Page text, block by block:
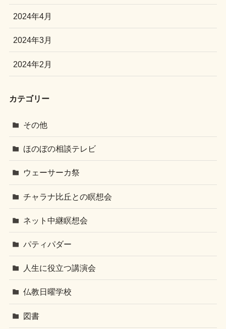
2024年4月
2024年3月
2024年2月
カテゴリー
その他
ほのぼの相談テレビ
ウェーサーカ祭
チャラナ比丘との瞑想会
ネット中継瞑想会
パティパダー
人生に役立つ講演会
仏教日曜学校
図書